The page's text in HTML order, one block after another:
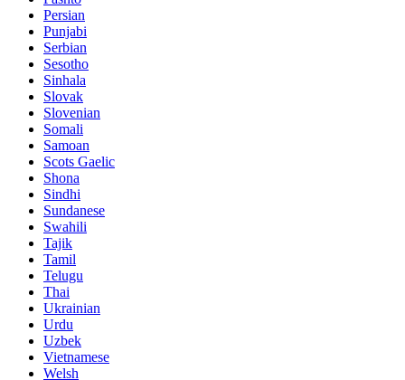
Persian
Punjabi
Serbian
Sesotho
Sinhala
Slovak
Slovenian
Somali
Samoan
Scots Gaelic
Shona
Sindhi
Sundanese
Swahili
Tajik
Tamil
Telugu
Thai
Ukrainian
Urdu
Uzbek
Vietnamese
Welsh